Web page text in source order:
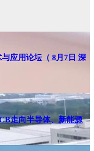
应用论坛（ 8月7日 深
走向半导体、新能源